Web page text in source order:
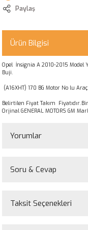
Paylaş
Ürün Bilgisi
Opel İnsignia A 2010-2015 Model
Buji.
(A16XHT) 170 BG Motor No lu
Belirtilen Fiyat Takım
Orjinal GENERAL MOTORS GM
Yorumlar
Soru & Cevap
Ürün
Taksit Seçenekleri